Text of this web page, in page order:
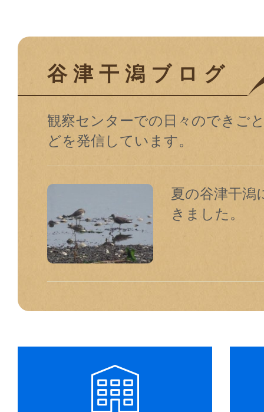
谷津干潟ブログ
観察センターでの⽇々のできご
どを発信しています。
夏の谷津干潟
きました。